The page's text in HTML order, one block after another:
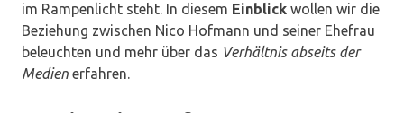
im Rampenlicht steht. In diesem Einblick wollen wir die
Beziehung zwischen Nico Hofmann und seiner Ehefrau
beleuchten und mehr über das Verhältnis abseits der
Medien erfahren.